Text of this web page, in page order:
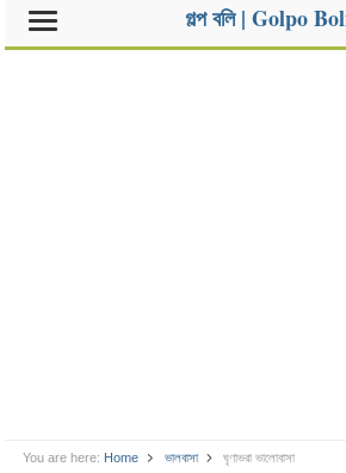
গল্প বলি | Golpo
You are here: Home ভালবাসা ঘৃণাভরা ভালোবাসা